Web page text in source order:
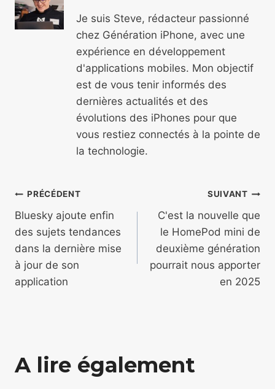
Je suis Steve, rédacteur passionné
chez Génération iPhone, avec une
expérience en développement
d'applications mobiles. Mon objectif
est de vous tenir informés des
dernières actualités et des
évolutions des iPhones pour que
vous restiez connectés à la pointe de
la technologie.
Navigation
de
l’article
PRÉCÉDENT
Bluesky ajoute enfin
des sujets tendances
dans la dernière mise
à jour de son
application
SUIVANT
C'est la nouvelle que
le HomePod mini de
deuxième génération
pourrait nous apporter
en 2025
A lire également